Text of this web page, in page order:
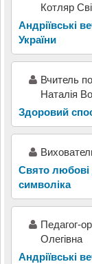
Котляр
Андріївські
України
Вчитель
Наталія
Здоровий
Свято любові
символіка
Педагог-
Олегівна
Андріївські